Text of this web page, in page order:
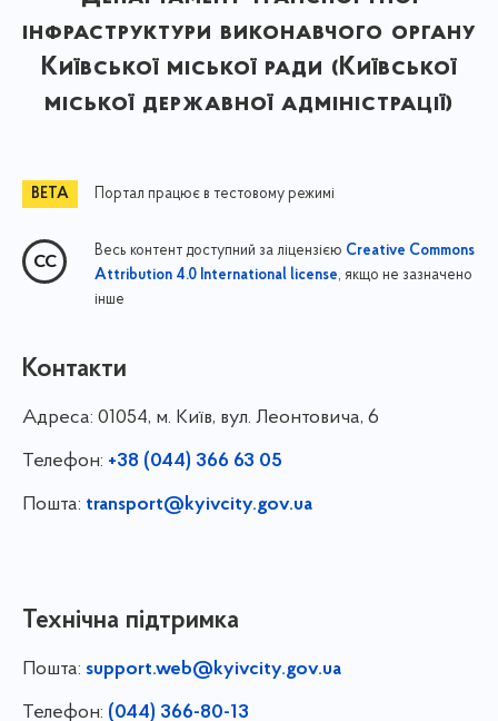
інфраструктури виконавчого органу
Київської міської ради (Київської
міської державної адміністрації)
Портал працює в тестовому режимі
Весь контент доступний за ліцензією Creative Commons
Attribution 4.0 International license, якщо не зазначено
інше
Контакти
Адреса: 01054, м. Київ, вул. Леонтовича, 6
Телефон: +38 (044) 366 63 05
Пошта: transport@kyivcity.gov.ua
Технічна підтримка
Пошта: support.web@kyivcity.gov.ua
Телефон: (044) 366-80-13